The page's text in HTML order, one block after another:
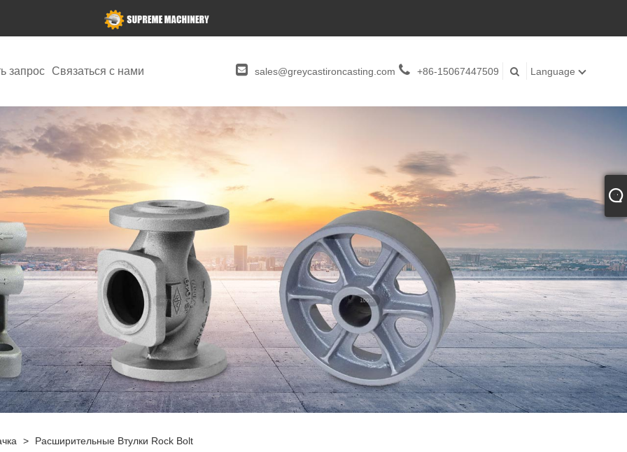
запрос Связаться с нами sales@greycastironcasting.com +86-15067447509 Language
> Расширительные Втулки Rock Bolt